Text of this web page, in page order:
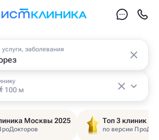
заболевания
100 м
Москвы 2025 Топ 3 клиник
по версии